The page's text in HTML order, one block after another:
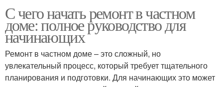
С чего начать ремонт в частном
доме: полное руководство для
начинающих
Ремонт в частном доме – это сложный, но
увлекательный процесс, который требует тщательного
планирования и подготовки. Для начинающих это может